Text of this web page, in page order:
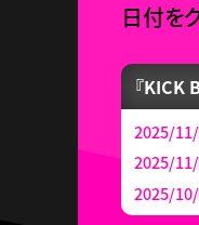
日付を
『KICK
2025/
2025/
2025/